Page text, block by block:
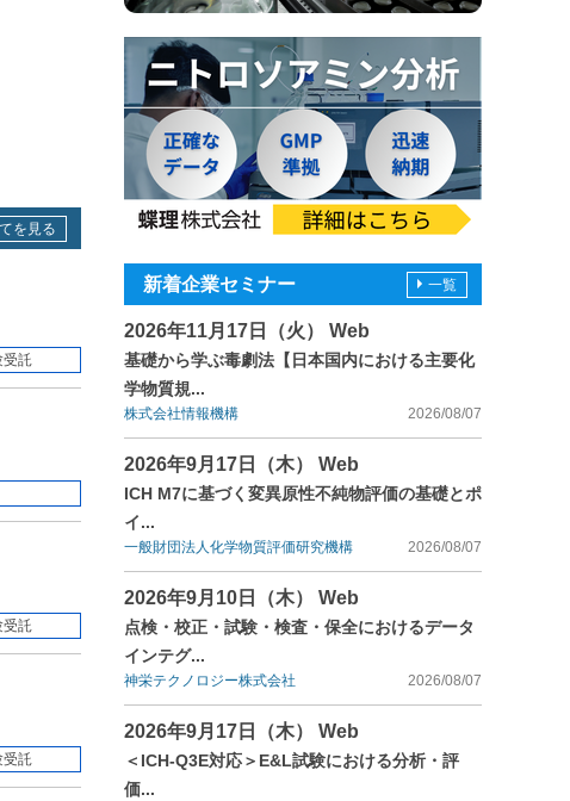
受託
受託
受託
を見る
新着企業セミナー
2026年11月17日（火） Web
基礎から学ぶ毒劇法【日本国内における主要化
学物質規...
株式会社情報機構 2026/08/07
2026年9月17日（木） Web
ICH M7に基づく変異原性不純物評価の基礎とポ
イ...
一般財団法人化学物質評価研究機構 2026/08/07
2026年9月10日（木） Web
点検・校正・試験・検査・保全におけるデータ
インテグ...
神栄テクノロジー株式会社 2026/08/07
2026年9月17日（木） Web
＜ICH-Q3E対応＞E&L試験における分析・評
価...
一覧